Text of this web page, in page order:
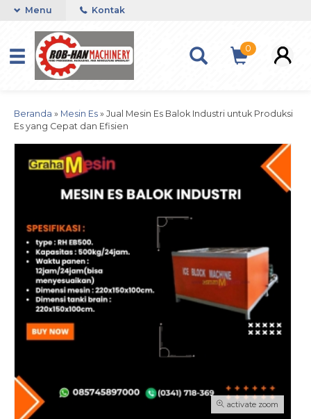
Menu Kontak
0
Beranda » Mesin Es » Jual Mesin Es Balok Industri untuk Produksi
Es yang Cepat dan Efisien
activate zoom